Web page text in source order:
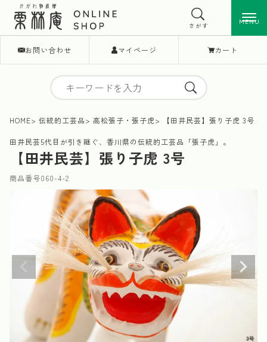
お問い合わせ マイページ カート
MENU
さがす MENU
HOME 伝統的工芸品 高松張子・張子虎 【田井民芸】張り子虎 3号
田井民芸5代目が引き継ぐ、香川県の伝統的工芸品「張子虎」。
【田井民芸】張り子虎 3号
商品番号060-4-2